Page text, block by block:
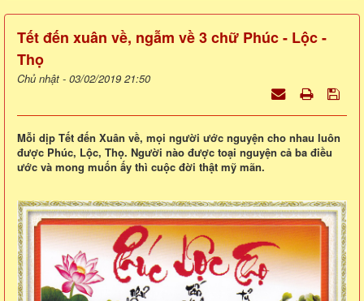
Tết đến xuân về, ngẫm về 3 chữ Phúc - Lộc -
Thọ
Chủ nhật - 03/02/2019 21:50
Mỗi dịp Tết đến Xuân về, mọi người ước nguyện cho nhau luôn
được Phúc, Lộc, Thọ. Người nào được toại nguyện cả ba điều
ước và mong muốn ấy thì cuộc đời thật mỹ mãn.